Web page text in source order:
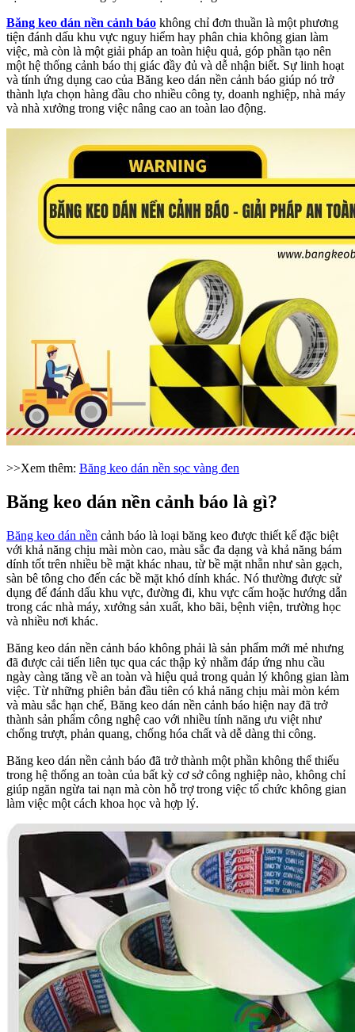
Băng keo dán nền cảnh báo không chỉ đơn thuần là một phương
tiện đánh dấu khu vực nguy hiểm hay phân chia không gian làm
việc, mà còn là một giải pháp an toàn hiệu quả, góp phần tạo nên
một hệ thống cảnh báo thị giác đầy đủ và dễ nhận biết. Sự linh hoạt
và tính ứng dụng cao của Băng keo dán nền cảnh báo giúp nó trở
thành lựa chọn hàng đầu cho nhiều công ty, doanh nghiệp, nhà máy
và nhà xưởng trong việc nâng cao an toàn lao động.
>>Xem thêm: Băng keo dán nền sọc vàng đen
Băng keo dán nền cảnh báo là gì?
Băng keo dán nền cảnh báo là loại băng keo được thiết kế đặc biệt
với khả năng chịu mài mòn cao, màu sắc đa dạng và khả năng bám
dính tốt trên nhiều bề mặt khác nhau, từ bề mặt nhẵn như sàn gạch,
sàn bê tông cho đến các bề mặt khó dính khác. Nó thường được sử
dụng để đánh dấu khu vực, đường đi, khu vực cấm hoặc hướng dẫn
trong các nhà máy, xưởng sản xuất, kho bãi, bệnh viện, trường học
và nhiều nơi khác.
Băng keo dán nền cảnh báo không phải là sản phẩm mới mẻ nhưng
đã được cải tiến liên tục qua các thập kỷ nhằm đáp ứng nhu cầu
ngày càng tăng về an toàn và hiệu quả trong quản lý không gian làm
việc. Từ những phiên bản đầu tiên có khả năng chịu mài mòn kém
và màu sắc hạn chế, Băng keo dán nền cảnh báo hiện nay đã trở
thành sản phẩm công nghệ cao với nhiều tính năng ưu việt như
chống trượt, phản quang, chống hóa chất và dễ dàng thi công.
Băng keo dán nền cảnh báo đã trở thành một phần không thể thiếu
trong hệ thống an toàn của bất kỳ cơ sở công nghiệp nào, không chỉ
giúp ngăn ngừa tai nạn mà còn hỗ trợ trong việc tổ chức không gian
làm việc một cách khoa học và hợp lý.